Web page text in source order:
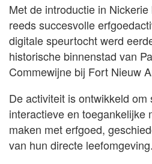
Met de introductie in
reeds succesvolle
digitale speurtocht werd
historische binnenstad van
Commewijne bij Fort Nieuw
De activiteit is ontwikkeld om
interactieve en toegankelijke
maken met erfgoed,
van hun directe leefomgeving.